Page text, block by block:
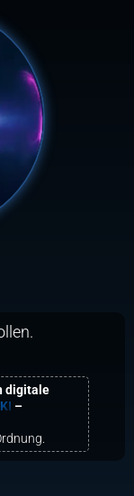
digitale
–